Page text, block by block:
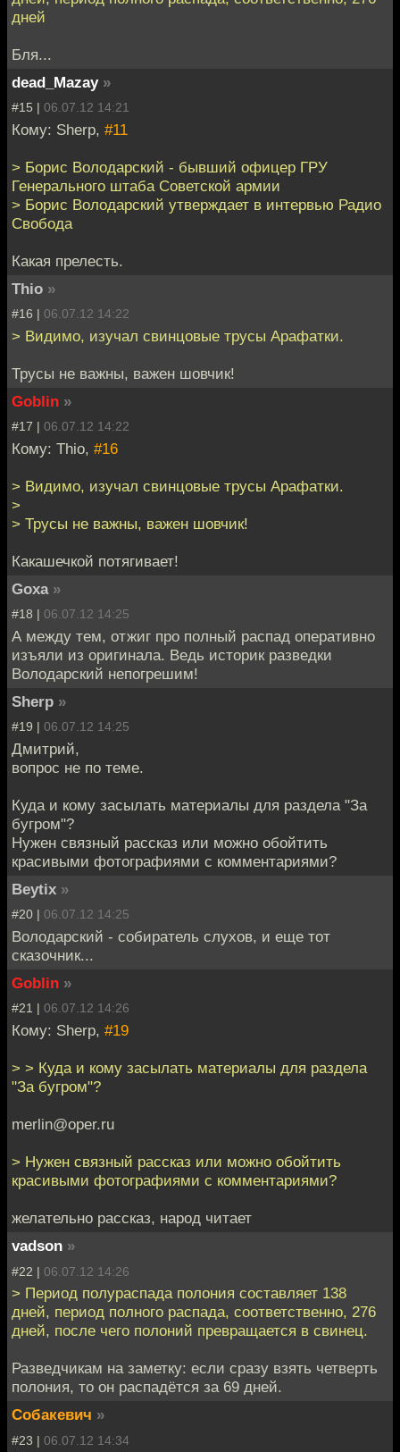
дней
Бля...
dead_Mazay »
#15 | 06.07.12 14:21
Кому: Sherp, #11
> Борис Володарский - бывший офицер ГРУ
Генерального штаба Советской армии
> Борис Володарский утверждает в интервью Радио
Свобода
Какая прелесть.
Thio »
#16 | 06.07.12 14:22
> Видимо, изучал свинцовые трусы Арафатки.
Трусы не важны, важен шовчик!
Goblin »
#17 | 06.07.12 14:22
Кому: Thio, #16
> Видимо, изучал свинцовые трусы Арафатки.
>
> Трусы не важны, важен шовчик!
Какашечкой потягивает!
Goxa »
#18 | 06.07.12 14:25
А между тем, отжиг про полный распад оперативно
изъяли из оригинала. Ведь историк разведки
Володарский непогрешим!
Sherp »
#19 | 06.07.12 14:25
Дмитрий,
вопрос не по теме.
Куда и кому засылать материалы для раздела "За
бугром"?
Нужен связный рассказ или можно обойтить
красивыми фотографиями с комментариями?
Beytix »
#20 | 06.07.12 14:25
Володарский - собиратель слухов, и еще тот
сказочник...
Goblin »
#21 | 06.07.12 14:26
Кому: Sherp, #19
> > Куда и кому засылать материалы для раздела
"За бугром"?
merlin@oper.ru
> Нужен связный рассказ или можно обойтить
красивыми фотографиями с комментариями?
желательно рассказ, народ читает
vadson »
#22 | 06.07.12 14:26
> Период полураспада полония составляет 138
дней, период полного распада, соответственно, 276
дней, после чего полоний превращается в свинец.
Разведчикам на заметку: если сразу взять четверть
полония, то он распадётся за 69 дней.
Собакевич »
#23 | 06.07.12 14:34